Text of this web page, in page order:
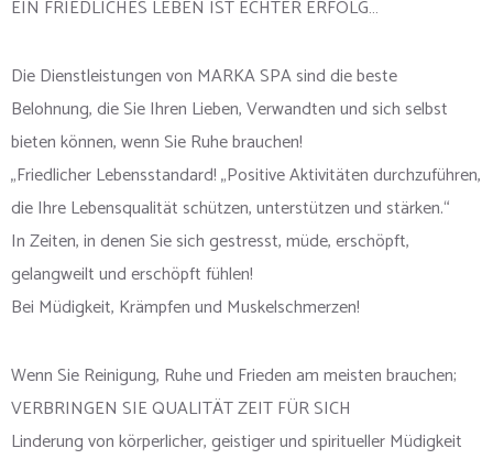
EIN FRIEDLICHES LEBEN IST ECHTER ERFOLG…
Die Dienstleistungen von MARKA SPA sind die beste
Belohnung, die Sie Ihren Lieben, Verwandten und sich selbst
bieten können, wenn Sie Ruhe brauchen!
„Friedlicher Lebensstandard! „Positive Aktivitäten durchzuführen,
die Ihre Lebensqualität schützen, unterstützen und stärken.“
In Zeiten, in denen Sie sich gestresst, müde, erschöpft,
gelangweilt und erschöpft fühlen!
Bei Müdigkeit, Krämpfen und Muskelschmerzen!
Wenn Sie Reinigung, Ruhe und Frieden am meisten brauchen;
VERBRINGEN SIE QUALITÄT ZEIT FÜR SICH
Linderung von körperlicher, geistiger und spiritueller Müdigkeit